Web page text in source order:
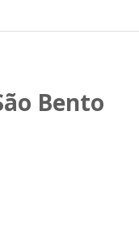
Bento